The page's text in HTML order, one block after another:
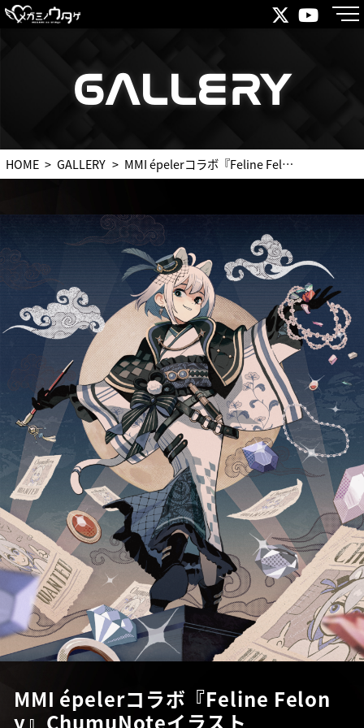
GALLERY
GALLERY
HOME GALLERY MMI épelerコラボ『Feline Felony』ChumuNoteイラスト
MMI épelerコラボ『Feline Felon
y』ChumuNoteイラスト